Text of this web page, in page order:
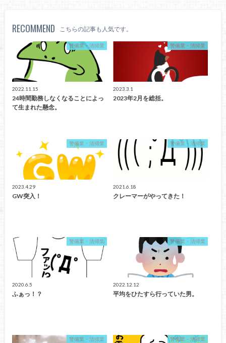
RECOMMEND こちらの記事も人気です。
警備業・清掃業
2022.11.15
24時間勤務しなくなることによっ
て生まれた懸念。
警備業・清掃業
2023.3.1
2023年2月を総括。
警備業・清掃業
2023.4.29
GW突入！
警備業・清掃業
2021.6.18
クレーマーがやってきた！
警備業・清掃業
2020.6.5
ふぁっ！？
警備業・清掃業
2022.12.12
平均をひたすら行っていた男。
警備業・清掃業 警備業・清掃業